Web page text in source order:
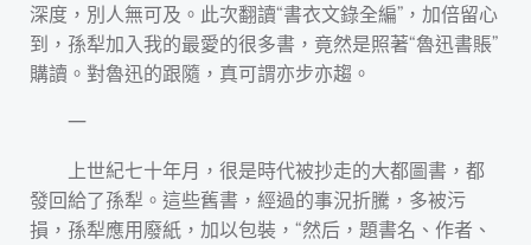
深度，別人無可及。此次翻讀“書衣文錄全編”，加倍留心
到，孫犁加入我的最愛的很多書，竟然是照著“魯迅書賬”
購讀。對魯迅的跟隨，真可謂亦步亦趨。
一
上世紀七十年月，很是時代被抄走的大都圖書，都
發回給了孫犁。這些舊書，經過的事況折騰，多被污
損，孫犁應用廢紙，加以包裝，“然后，題書名、作者、